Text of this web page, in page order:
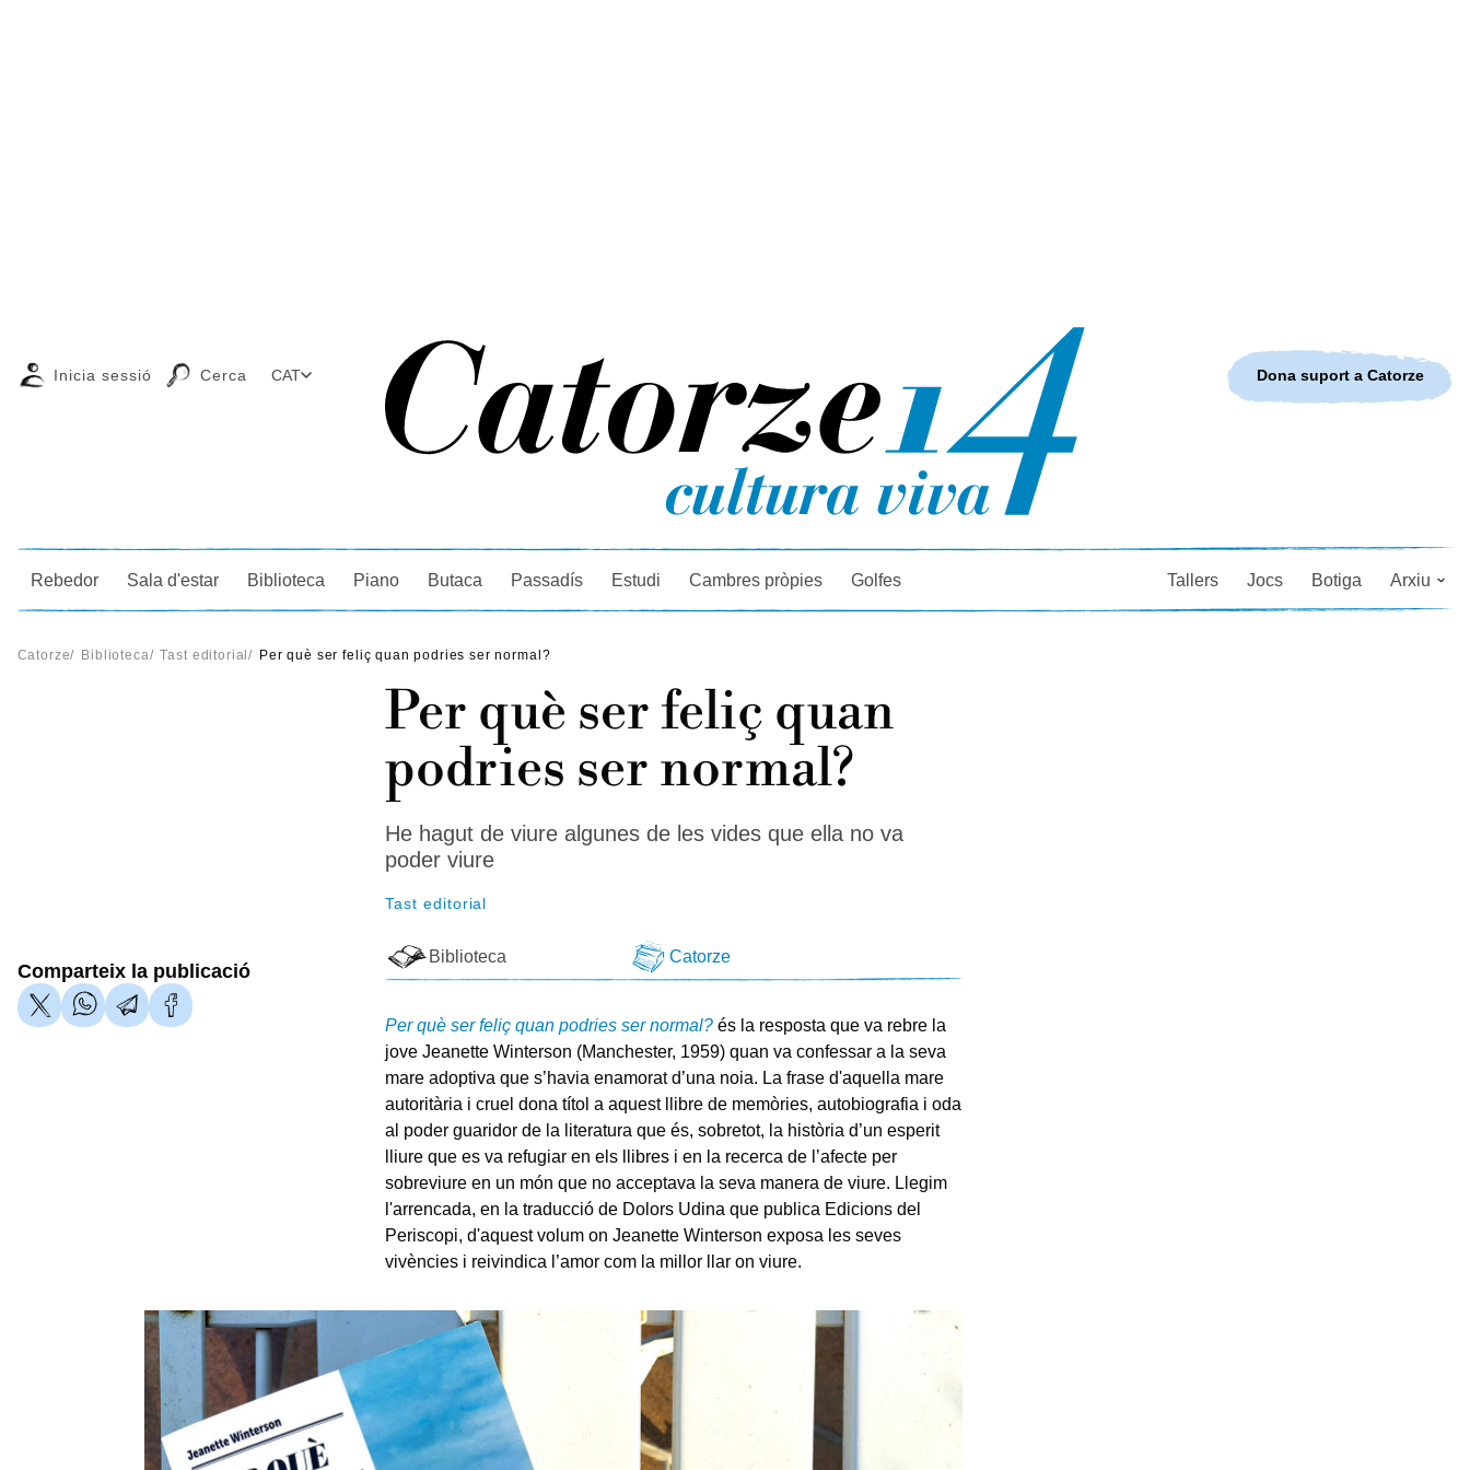
Cercador
Inicia sessió Cerca CAT
Rebedor Sala d'estar Biblioteca Piano Butaca Passadís Estudi Cambres pròpies Golfes Tallers Jocs Botiga Arxiu
Dona suport a Catorze
Catorze/ Biblioteca/ Tast editorial/ Per què ser feliç quan podries ser normal?
Per què ser feliç quan
podries ser normal?
He hagut de viure algunes de les vides que ella no va
poder viure
Tast editorial
Biblioteca Catorze
Comparteix la publicació
Per què ser feliç quan podries ser normal?és la resposta que va rebre la
jove Jeanette Winterson (Manchester, 1959) quan va confessar a la seva
mare adoptiva que s’havia enamorat d’una noia. La frase d'aquella mare
autoritària i cruel dona títol a aquest llibre de memòries, autobiografia i oda
al poder guaridor de la literatura que és, sobretot, la història d’un esperit
lliure que es va refugiar en els llibres i en la recerca de l’afecte per
sobreviure en un món que no acceptava la seva manera de viure. Llegim
l'arrencada, en la traducció de Dolors Udina que publica Edicions del
Periscopi, d'aquest volum on Jeanette Winterson exposa les seves
vivències i reivindica l’amor com la millor llar on viure.